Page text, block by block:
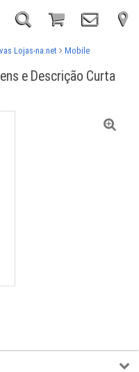
Lojas-na.net Mobile
e Descrição Curta